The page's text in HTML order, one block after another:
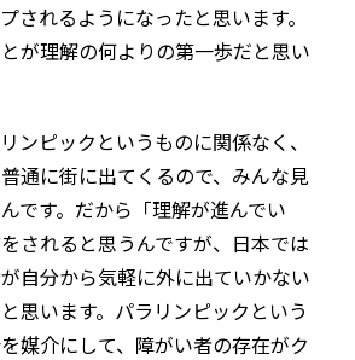
されるようになったと思います。
が理解の何よりの第一歩だと思い
ンピックというものに関係なく、
通に街に出てくるので、みんな見
です。だから「理解が進んでい
されると思うんですが、日本では
自分から気軽に外に出ていかない
思います。パラリンピックという
媒介にして、障がい者の存在がク